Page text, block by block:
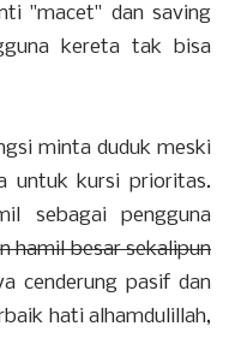
"macet" dan saving
kereta tak bisa
minta duduk meski
untuk kursi prioritas.
sebagai pengguna
hamil besar sekalipun
cenderung pasif dan
hati alhamdulillah,